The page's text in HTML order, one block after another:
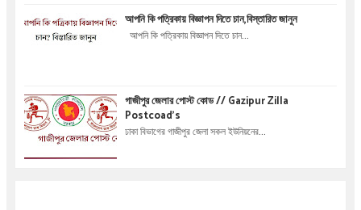
আপনি কি পত্রিকায় বিজ্ঞাপন দিতে চান,বিস্তারিত জানুন
আপনি কি পত্রিকায় বিজ্ঞাপন দিতে চান...
গাজীপুর জেলার পোস্ট কোড // Gazipur Zilla
Postcoad's
ঢাকা বিভাগের গাজীপুর জেলা সকল ইউনিয়নের...